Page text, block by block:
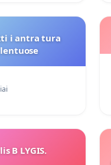
i antra tura
B LYGIS.